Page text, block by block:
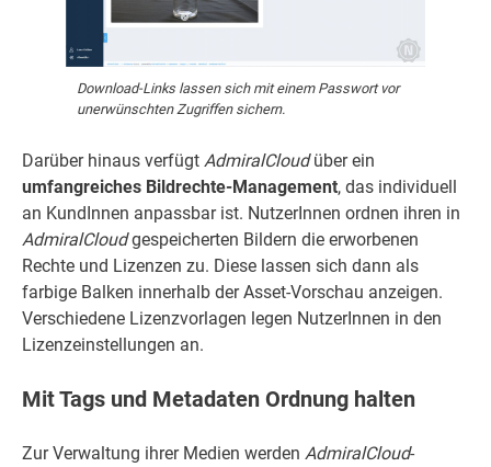
Download-Links lassen sich mit einem Passwort vor
unerwünschten Zugriffen sichern.
Darüber hinaus verfügt AdmiralCloudüber ein
umfangreiches Bildrechte-Management, das individuell
an KundInnen anpassbar ist. NutzerInnen ordnen ihren in
AdmiralCloudgespeicherten Bildern die erworbenen
Rechte und Lizenzen zu. Diese lassen sich dann als
farbige Balken innerhalb der Asset-Vorschau anzeigen.
Verschiedene Lizenzvorlagen legen NutzerInnen in den
Lizenzeinstellungen an.
Mit Tags und Metadaten Ordnung halten
Zur Verwaltung ihrer Medien werden AdmiralCloud-